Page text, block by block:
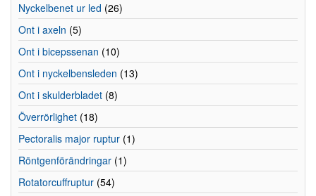
Nyckelbenet ur led (26)
Ont i axeln (5)
Ont i bicepssenan (10)
Ont i nyckelbensleden (13)
Ont i skulderbladet (8)
Överrörlighet (18)
Pectoralis major ruptur (1)
Röntgenförändringar (1)
Rotatorcuffruptur (54)